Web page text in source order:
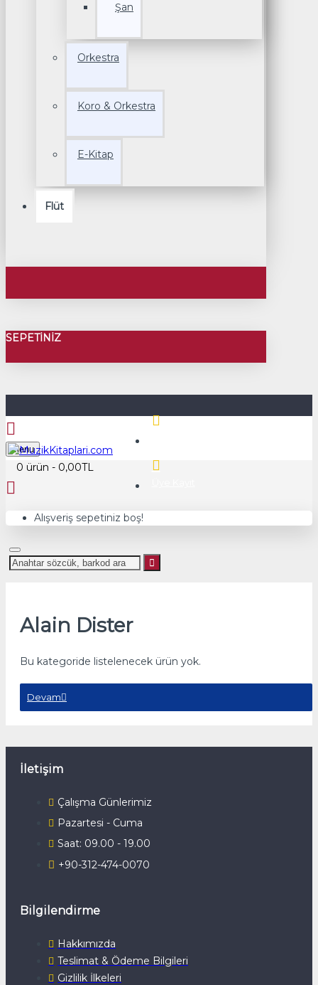
Şan
Orkestra
Koro & Orkestra
E-Kitap
Flüt
SEPETINIZ
Menu
0 ürün - 0,00TL
Alışveriş sepetiniz boş!
Alain Dister
Bu kategoride listelenecek ürün yok.
Devam
İletişim
Çalışma Günlerimiz
Pazartesi - Cuma
Saat: 09.00 - 19.00
+90-312-474-0070
Bilgilendirme
Hakkımızda
Teslimat & Ödeme Bilgileri
Gizlilik İlkeleri